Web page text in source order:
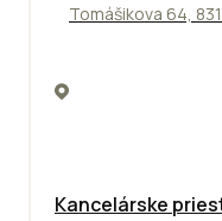
Tomášikova 64,
Kancelárske